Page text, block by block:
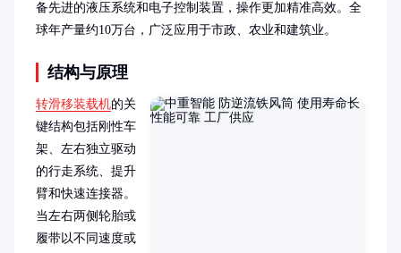
备先进的液压系统和电子控制装置，操作更加精准高效。全
球年产量约10万台，广泛应用于市政、农业和建筑业。
结构与原理
转滑移装载机的关
键结构包括刚性车
架、左右独立驱动
的行走系统、提升
臂和快速连接器。
当左右两侧轮胎或
履带以不同速度或